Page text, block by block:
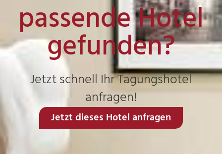
passende Hotel
gefunden?
Jetzt schnell Ihr Tagungshotel
anfragen!
Jetzt dieses Hotel anfragen